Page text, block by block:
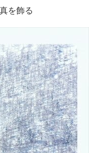
を飾る